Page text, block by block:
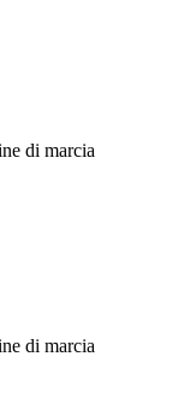
di marcia
di marcia